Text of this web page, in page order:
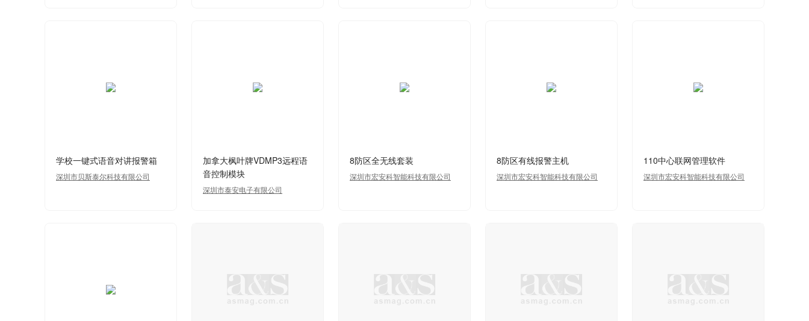
学校一键式语音对讲报警箱
深圳市贝斯泰尔科技有限公司
加拿大枫叶牌VDMP3远程语
音控制模块
深圳市泰安电子有限公司
8防区全无线套装
深圳市宏安科智能科技有限公司
8防区有线报警主机
深圳市宏安科智能科技有限公司
110中心联网管理软件
深圳市宏安科智能科技有限公司